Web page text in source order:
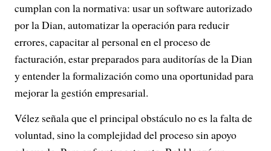
cumplan con la normativa: usar un software autorizado
por la Dian, automatizar la operación para reducir
errores, capacitar al personal en el proceso de
facturación, estar preparados para auditorías de la Dian
y entender la formalización como una oportunidad para
mejorar la gestión empresarial.
Vélez señala que el principal obstáculo no es la falta de
voluntad, sino la complejidad del proceso sin apoyo